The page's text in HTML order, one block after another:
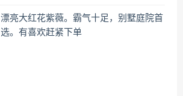
漂亮大红花紫薇。霸气十足，别墅庭院首
选。有喜欢赶紧下单